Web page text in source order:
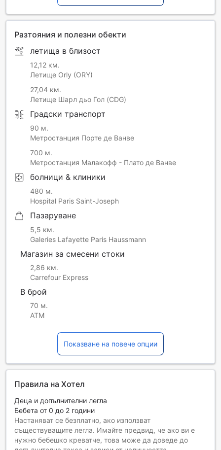
property for more information.
Разтояния и полезни обекти
летища в близост
12,12 км.
Летище Orly (ORY)
27,04 км.
Летище Шарл дьо Гол (CDG)
Градски транспорт
90 м.
Метростанция Порте де Ванве
700 м.
Метростанция Малакофф - Плато де Ванве
болници & клиники
480 м.
Hospital Paris Saint-Joseph
Пазаруване
5,5 км.
Galeries Lafayette Paris Haussmann
Магазин за смесени стоки
2,86 км.
Carrefour Express
В брой
70 м.
ATM
Показване на повече опции
Правила на Хотел
Деца и допълнителни легла
Бебета от 0 до 2 години
Настаняват се безплатно, ако използват
съществуващите легла. Имайте предвид, че ако ви е
нужно бебешко креватче, това може да доведе до